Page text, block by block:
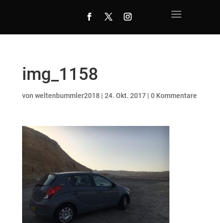
img_1158
von weltenbummler2018| 24. Okt. 2017| 0 Kommentare